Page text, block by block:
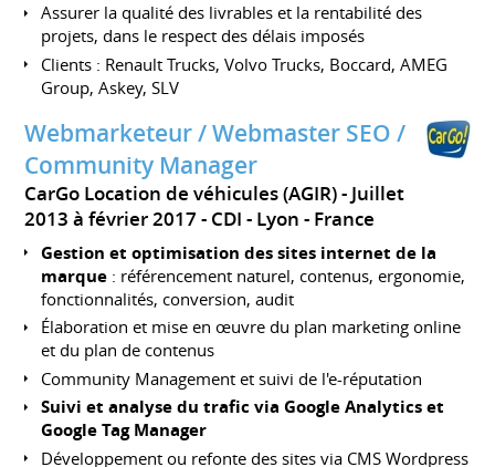
Assurer la qualité des livrables et la rentabilité des
projets, dans le respect des délais imposés
Clients : Renault Trucks, Volvo Trucks, Boccard, AMEG
Group, Askey, SLV
Webmarketeur / Webmaster SEO /
Community Manager
CarGo Location de véhicules (AGIR)
Juillet
2013 à février 2017 CDI Lyon France
Gestion et optimisation des sites internet de la
marque : référencement naturel, contenus, ergonomie,
fonctionnalités, conversion, audit
Élaboration et mise en œuvre du plan marketing online
et du plan de contenus
Community Management et suivi de l'e-réputation
Suivi et analyse du trafic via Google Analytics et
Google Tag Manager
Développement ou refonte des sites via CMS Wordpress